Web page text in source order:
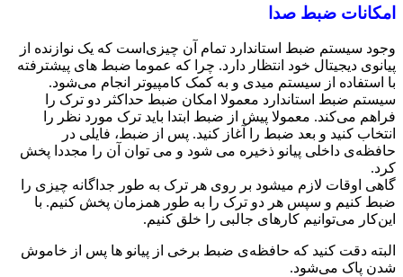
امکانات ضبط صدا
وجود سیستم ضبط استاندارد تمام آن چیزی‌است که یک نوازنده از
پیانوی دیجیتال خود انتظار دارد. چرا که عموما ضبط های پیشترفته
با استفاده از سیستم میدی و به کمک کامپیوتر انجام می‌شود.
سیستم ضبط استاندارد معمولا امکان ضبط حداکثر دو ترک را
فراهم می‌کند. معمولا پیش از ضبط ابتدا باید ترک مورد نظر را
انتخاب کنید و بعد ضبط را آغاز کنید. پس از ضبط، فایلی در
حافظه‌ی داخلی پیانو ذخیره می شود و می توان آن را مجددا پخش
کرد.
گاهی اوقات لازم میشود بر روی هر ترک به طور جداگانه چیزی را
ضبط کنیم و سپس هر دو ترک را به طور همزمان پخش کنیم. با
این‌کار می‌توانیم کارهای جالبی را خلق کنیم.
البته دقت کنید که حافظه‌ی ضبط برخی از پیانو ها پس از خاموش
شدن پاک می‌شود.